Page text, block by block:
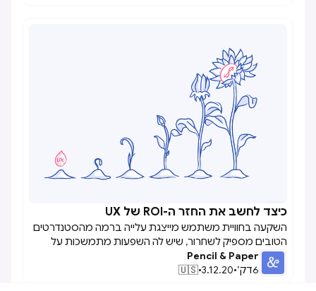
שהם משרתים מקרי שימוש מורכבים, זרימות עבודה ומערכי

כיצד לחשב את החזר ה-ROI של UX
השקעה בחוויית משתמש מייצגת עלייה ברמה מהסטנדרטים
הטובים מספיק לשחרור, שיש לה השפעות מתמשכות על
שיפור המוניטין, צמיחת המותג, חיזוק התרבות הפנימית ורושם
ראשוני משופר למאמצי המכירות.תחום חווית המשתמש צמח
Pencil & Paper
6דק׳•
3.12.20
•
🇺🇸